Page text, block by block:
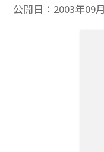
公開日： 2003年09